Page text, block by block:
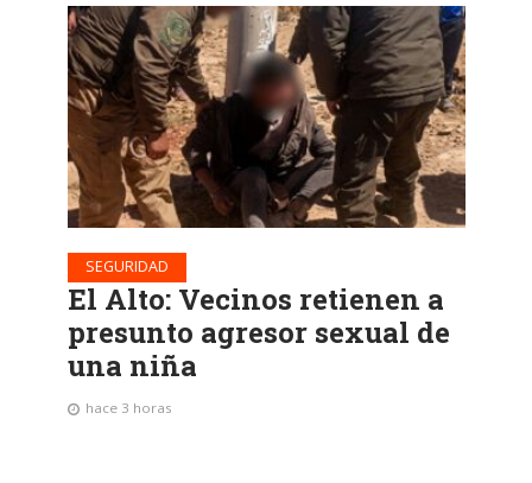
SEGURIDAD
El Alto: Vecinos retienen a
presunto agresor sexual de
una niña
hace 3 horas